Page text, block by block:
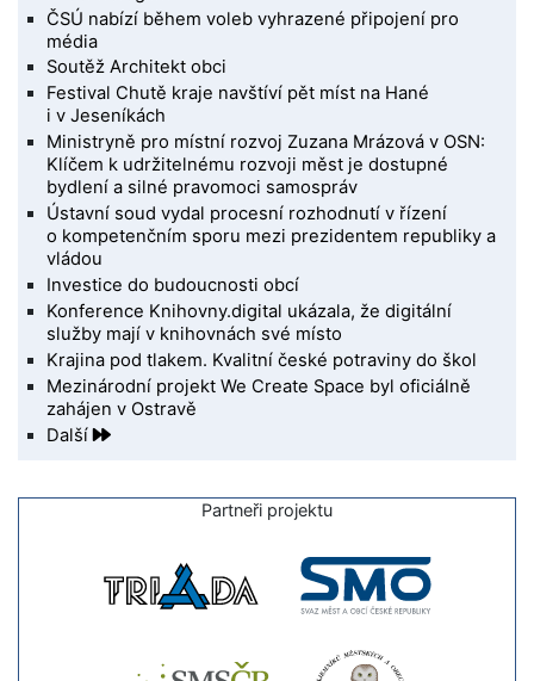
ČSÚ nabízí během voleb vyhrazené připojení pro
média
Soutěž Architekt obci
Festival Chutě kraje navštíví pět míst na Hané
i v Jeseníkách
Ministryně pro místní rozvoj Zuzana Mrázová v OSN:
Klíčem k udržitelnému rozvoji měst je dostupné
bydlení a silné pravomoci samospráv
Ústavní soud vydal procesní rozhodnutí v řízení
o kompetenčním sporu mezi prezidentem republiky a
vládou
Investice do budoucnosti obcí
Konference Knihovny.digital ukázala, že digitální
služby mají v knihovnách své místo
Krajina pod tlakem. Kvalitní české potraviny do škol
Mezinárodní projekt We Create Space byl oficiálně
zahájen v Ostravě
Další
Partneři projektu